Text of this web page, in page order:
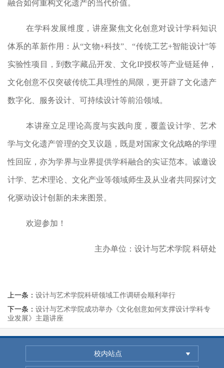
融合如何重构文化遗产的当代价值。
在学科发展维度，讲座聚焦文化创意对设计学科知识
体系的革新作用：从“文物+科技” 、“传统工艺+智能设计”等
实验性项目，到数字藏品开发、文化IP授权等产业链延伸，
文化创意不仅突破传统工具理性的局限，更开辟了文化遗产
数字化、服务设计、可持续设计等前沿领域。
本讲座立足理论高度与实践向度，覆盖设计学、艺术
学与文化遗产管理的交叉议题，既是对国家文化战略的学理
性回应，亦为学界与业界提供学科融合的实证范本。诚邀设
计学、艺术理论、文化产业等领域师生及从业者共同探讨文
化驱动设计创新的未来图景。
欢迎参加！
主办单位：设计与艺术学院 科研处
上一条： 设计与艺术学院科研领域工作调研会顺利举行
下一条： 设计与艺术学院成功举办《文化创意如何支撑设计学科专
业发展》主题讲座
校内站点